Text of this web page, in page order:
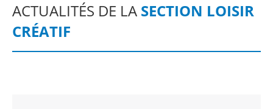
ACTUALITÉS DE LA SECTION LOISIR
CRÉATIF